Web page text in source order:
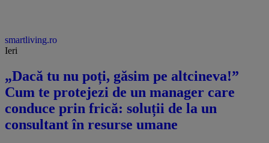
smartliving.ro
Ieri
„Dacă tu nu poți, găsim pe altcineva!”
Cum te protejezi de un manager care
conduce prin frică: soluții de la un
consultant în resurse umane